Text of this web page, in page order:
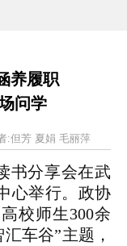
养履职
问学
:但芳 夏娟 毛丽萍
书分享会在武
心举行。政协
校师生300余
车谷”主题，